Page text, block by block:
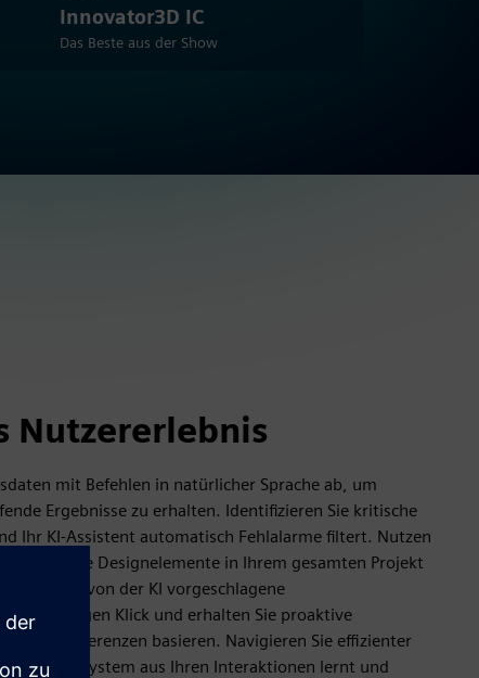
Innovator3D IC
Das Beste aus der Show
Nutzererlebnis
mit Befehlen in natürlicher Sprache ab, um
Ergebnisse zu erhalten. Identifizieren Sie kritische
Ihr KI-Assistent automatisch Fehlalarme filtert. Nutzen
verwandte Designelemente in Ihrem gesamten Projekt
Sie von der KI vorgeschlagene
einzigen Klick und erhalten Sie proaktive
basieren. Navigieren Sie effizienter
da das System aus Ihren Interaktionen lernt und